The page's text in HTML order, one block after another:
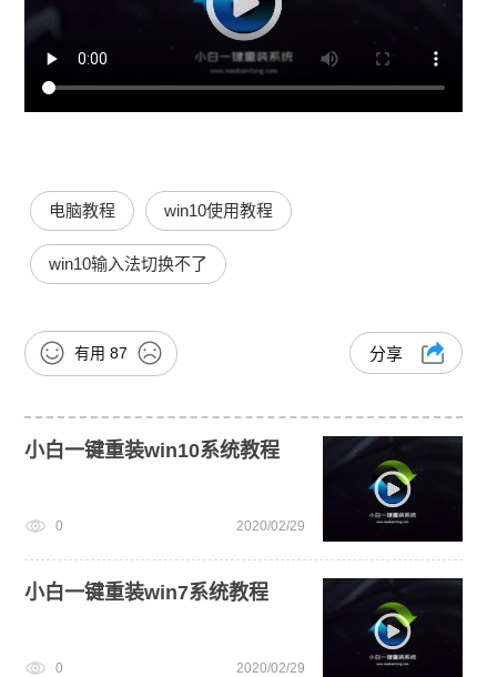
电脑教程 win10使用教程
win10输入法切换不了
有用 87 分享
小白一键重装win10系统教程
0 2020/02/29
小白一键重装win7系统教程
0 2020/02/29